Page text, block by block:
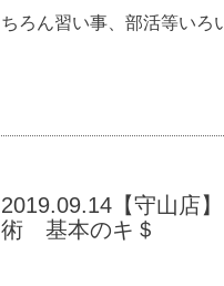
ちろん習い事、部活等いろ
2019.09.14【守山店
術 基本のキ＄